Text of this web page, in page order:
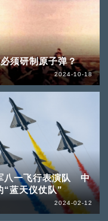
须研制原子弹？
2024-10-18
八一飞行表演队 中
“蓝天仪仗队”
2024-02-12